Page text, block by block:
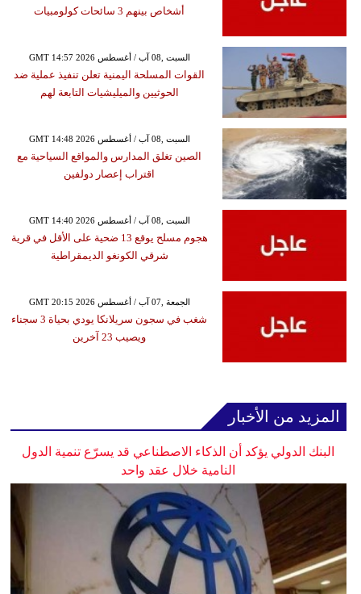
أشخاص بينهم 3 سائحات كولومبيات
GMT 14:57 2026 السبت ,08 آب / أغسطس
القوات المسلحة اليمنية تعلن تنفيذ عملية ضد
الحوثيين والميليشيات التابعة لهم
GMT 14:48 2026 السبت ,08 آب / أغسطس
الصين تغلق المدارس والمواقع السياحية مع
اقتراب إعصار دولفين
GMT 14:40 2026 السبت ,08 آب / أغسطس
هجوم مسلح يوقع 13 ضحية على الأقل في قرية
شرقي الكونغو الديمقراطية
GMT 20:15 2026 الجمعة ,07 آب / أغسطس
شغب في سجون سريلانكا يودي بحياة 3 سجناء
ويصيب 23 آخرين
المزيد من الأخبار
البنك الدولي يؤكد أن الذكاء الاصطناعي قد يسرّع تنمية الدول
النامية خلال عقد واحد